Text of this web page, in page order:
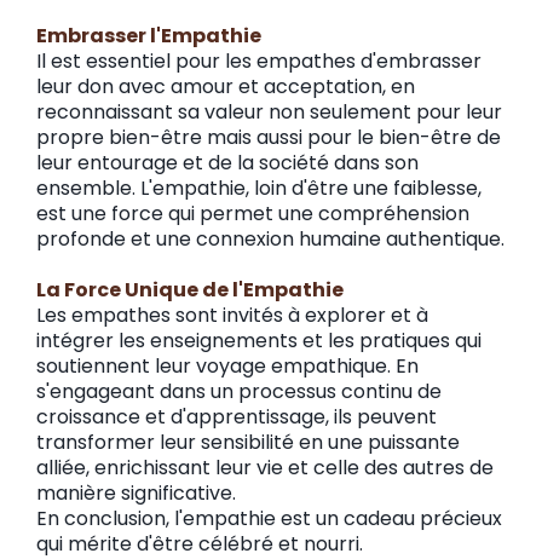
Embrasser l'Empathie
Il est essentiel pour les empathes d'embrasser
leur don avec amour et acceptation, en
reconnaissant sa valeur non seulement pour leur
propre bien-être mais aussi pour le bien-être de
leur entourage et de la société dans son
ensemble. L'empathie, loin d'être une faiblesse,
est une force qui permet une compréhension
profonde et une connexion humaine authentique.
La Force Unique de l'Empathie
Les empathes sont invités à explorer et à
intégrer les enseignements et les pratiques qui
soutiennent leur voyage empathique. En
s'engageant dans un processus continu de
croissance et d'apprentissage, ils peuvent
transformer leur sensibilité en une puissante
alliée, enrichissant leur vie et celle des autres de
manière significative.
En conclusion, l'empathie est un cadeau précieux
qui mérite d'être célébré et nourri.